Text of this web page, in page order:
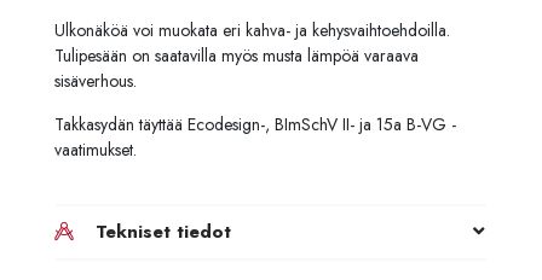
Ulkonäköä voi muokata eri kahva- ja kehysvaihtoehdoilla.
Tulipesään on saatavilla myös musta lämpöä varaava
sisäverhous.
Takkasydän täyttää Ecodesign-, BImSchV II- ja 15a B-VG -
vaatimukset.
Tekniset tiedot